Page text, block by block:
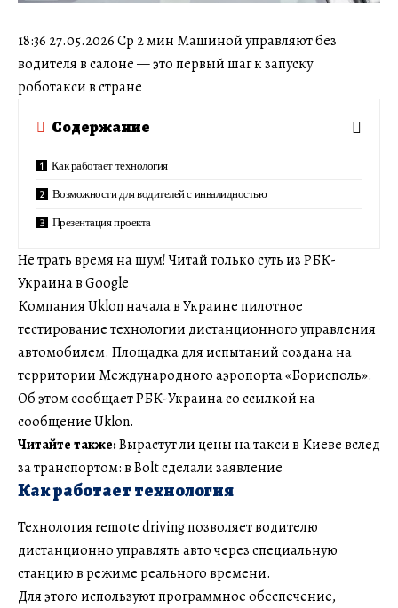
18:36 27.05.2026 Ср 2 мин Машиной управляют без
водителя в салоне — это первый шаг к запуску
роботакси в стране
Содержание
Как работает технология
Возможности для водителей с инвалидностью
Презентация проекта
Не трать время на шум! Читай только суть из РБК-
Украина в Google
Компания Uklon начала в Украине пилотное
тестирование технологии дистанционного управления
автомобилем. Площадка для испытаний создана на
территории Международного аэропорта «Борисполь».
Об этом сообщает РБК-Украина со ссылкой на
сообщение Uklon.
Читайте также:Вырастут ли цены на такси в Киеве вслед
за транспортом: в Bolt сделали заявление
Как работает технология
Технология remote driving позволяет водителю
дистанционно управлять авто через специальную
станцию в режиме реального времени.
Для этого используют программное обеспечение,